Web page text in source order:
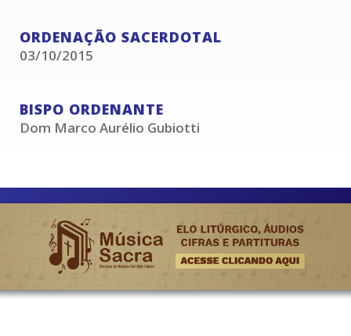
ORDENAÇÃO SACERDOTAL
03/10/2015
BISPO ORDENANTE
Dom Marco Aurélio Gubiotti